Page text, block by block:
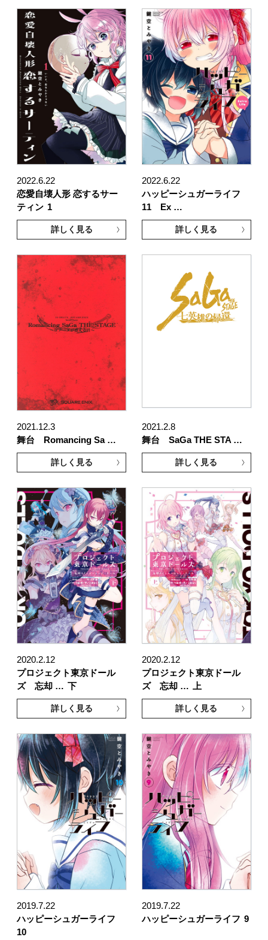
2022.6.22
恋愛自壊人形 恋するサー
ティン 1
詳しく見る
2022.6.22
ハッピーシュガーライフ
11 Ex …
詳しく見る
2021.12.3
舞台 Romancing Sa …
詳しく見る
2021.2.8
舞台 SaGa THE STA …
詳しく見る
2020.2.12
プロジェクト東京ドール
ズ 忘却 … 下
詳しく見る
2020.2.12
プロジェクト東京ドール
ズ 忘却 …
上
詳しく見る
2019.7.22
ハッピーシュガーライフ
10
2019.7.22
ハッピーシュガーライフ 9